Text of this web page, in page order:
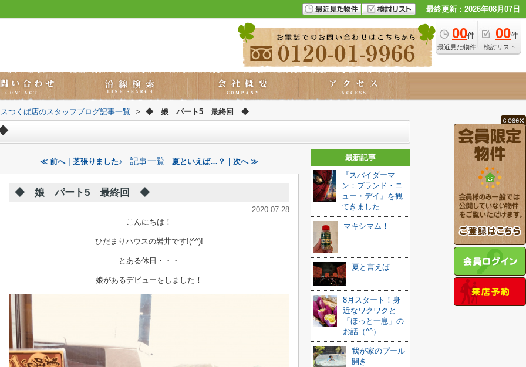
最終更新：2026年08月07日
00件
最近見た物件
00件
検討リスト
つくば店のスタッフブログ記事一覧 > ◆ 娘 パート5 最終回 ◆
≪ 前へ｜芝張りました♪ 記事一覧 夏といえば…？｜次へ ≫
◆ 娘 パート5 最終回 ◆
2020-07-28
こんにちは！
ひだまりハウスの岩井です!(^^)!
とある休日・・・
娘があるデビューをしました！
最新記事
『スパイダーマ
ン：ブランド・ニ
ュー・デイ』を観
てきました️
マキシマム！
夏と言えば
8月スタート！身
近なワクワクと
「ほっと一息」の
お話（^^）
我が家のプール
開き